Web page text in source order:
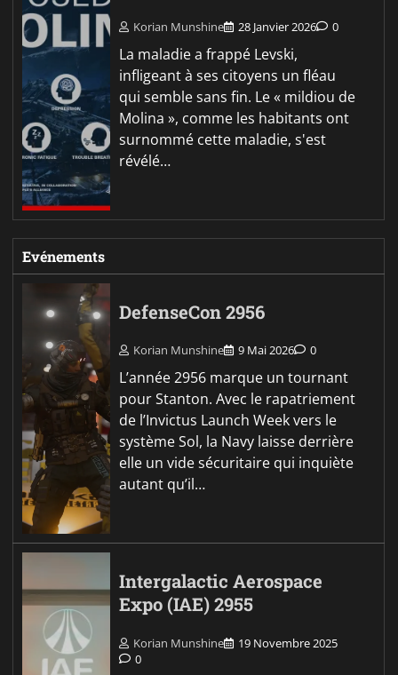
Korian Munshine 28 Janvier 2026 0
La maladie a frappé Levski,
infligeant à ses citoyens un fléau
qui semble sans fin. Le « mildiou de
Molina », comme les habitants ont
surnommé cette maladie, s'est
révélé…
Evénements
DefenseCon 2956
Korian Munshine 9 Mai 2026 0
L’année 2956 marque un tournant
pour Stanton. Avec le rapatriement
de l’Invictus Launch Week vers le
système Sol, la Navy laisse derrière
elle un vide sécuritaire qui inquiète
autant qu’il…
Intergalactic Aerospace
Expo (IAE) 2955
Korian Munshine
19 Novembre 2025
0